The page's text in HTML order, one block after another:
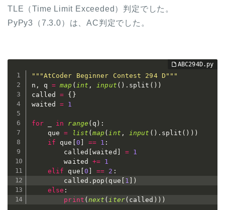
TLE（Time Limit Exceeded）判定でした。
PyPy3（7.3.0）は、AC判定でした。
"""AtCoder Beginner Contest 294 D"""
n , q = map ( int , input ( ) . split ( ) )
called = { }
waited = 1
for _ in range ( q ) :
    que
= list (map ( int , input ( ) . split ( ) ) )
if que 0 == 1 :
        called
[waited =
1
        waited
+= 1
elif que 0 == 2 :
        called
. pop ( que 1
)
else :
print ( next ( iter( called ) ) )